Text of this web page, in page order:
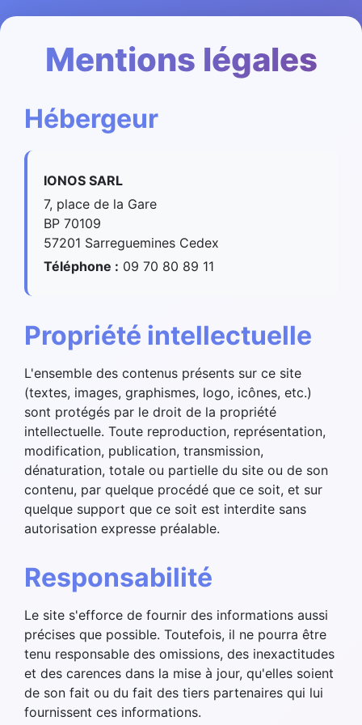
Mentions légales
Hébergeur
IONOS SARL
7, place de la Gare
BP 70109
57201 Sarreguemines Cedex
Téléphone : 09 70 80 89 11
Propriété intellectuelle
L'ensemble des contenus présents sur ce site
(textes, images, graphismes, logo, icônes, etc.)
sont protégés par le droit de la propriété
intellectuelle. Toute reproduction, représentation,
modification, publication, transmission,
dénaturation, totale ou partielle du site ou de son
contenu, par quelque procédé que ce soit, et sur
quelque support que ce soit est interdite sans
autorisation expresse préalable.
Responsabilité
Le site s'efforce de fournir des informations aussi
précises que possible. Toutefois, il ne pourra être
tenu responsable des omissions, des inexactitudes
et des carences dans la mise à jour, qu'elles soient
de son fait ou du fait des tiers partenaires qui lui
fournissent ces informations.